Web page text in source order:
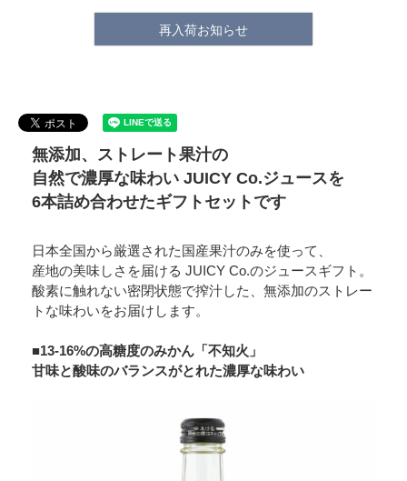
再入荷お知らせ
無添加、ストレート果汁の
自然で濃厚な味わい JUICY Co.ジュースを
6本詰め合わせたギフトセットです
日本全国から厳選された国産果汁のみを使って、
産地の美味しさを届ける JUICY Co.のジュースギフト。
酸素に触れない密閉状態で搾汁した、無添加のストレー
トな味わいをお届けします。
■13-16%の高糖度のみかん「不知火」
甘味と酸味のバランスがとれた濃厚な味わい